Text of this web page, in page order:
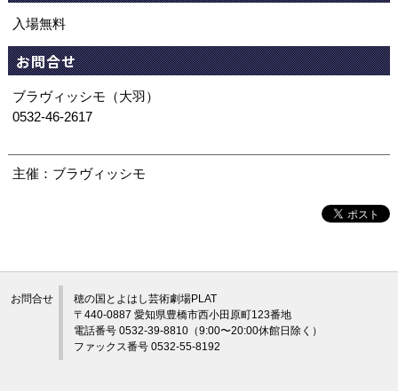
入場無料
お問合せ
ブラヴィッシモ（大羽）
0532-46-2617
主催：ブラヴィッシモ
お問合せ
穂の国とよはし芸術劇場PLAT
〒440-0887 愛知県豊橋市西小田原町123番地
電話番号 0532-39-8810（9:00〜20:00休館日除く）
ファックス番号 0532-55-8192